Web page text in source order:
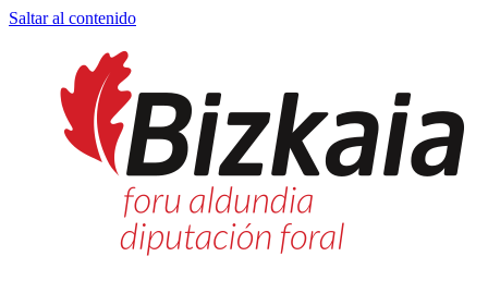
Saltar al contenido